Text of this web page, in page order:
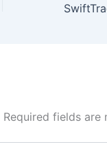
Required fields are